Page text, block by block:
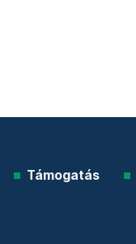
Támogatás